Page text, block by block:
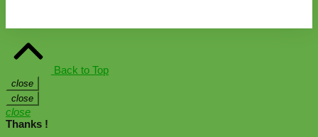
Back to Top
close
close
close
Thanks !